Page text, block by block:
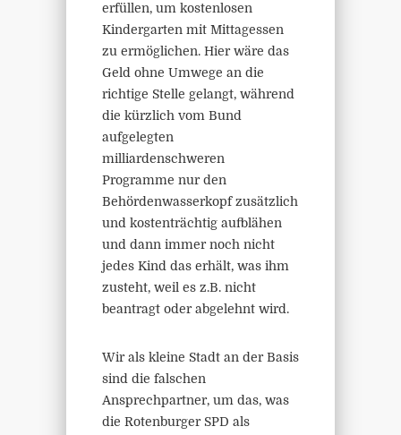
erfüllen, um kostenlosen
Kindergarten mit Mittagessen
zu ermöglichen. Hier wäre das
Geld ohne Umwege an die
richtige Stelle gelangt, während
die kürzlich vom Bund
aufgelegten
milliardenschweren
Programme nur den
Behördenwasserkopf zusätzlich
und kostenträchtig aufblähen
und dann immer noch nicht
jedes Kind das erhält, was ihm
zusteht, weil es z.B. nicht
beantragt oder abgelehnt wird.
Wir als kleine Stadt an der Basis
sind die falschen
Ansprechpartner, um das, was
die Rotenburger SPD als